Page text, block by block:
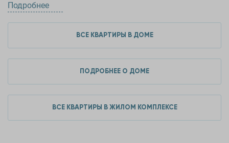
Этажность
ДОПОЛНИТЕЛЬНЫЕ ХАРАКТЕРИСТИКИ
Условия продажи Обмен
Есть
видеонаблюдением. ***Гарантийный сертификат «Защита
Подробнее
ВСЕ КВАРТИРЫ В ДОМЕ
ПОДРОБНЕЕ О ДОМЕ
ВСЕ КВАРТИРЫ В ЖИЛОМ КОМПЛЕКСЕ